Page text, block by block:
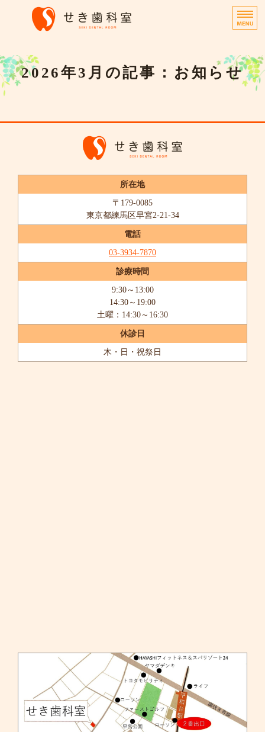
せき歯科室｜練馬区早宮
ホーム
診療内容
2026年3月の記事：お知らせ
所在地
〒179-0085
東京都練馬区早宮2-21-34
電話
03-3934-7870
診療時間
9:30～13:00
14:30～19:00
土曜：14:30～16:30
休診日
木・日・祝祭日